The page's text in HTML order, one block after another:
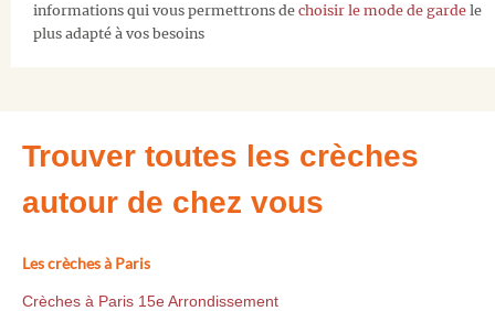
informations qui vous permettrons de choisir le mode de garde le
plus adapté à vos besoins
Trouver toutes les crèches
autour de chez vous
Les crèches à Paris
Crèches à Paris 15e Arrondissement